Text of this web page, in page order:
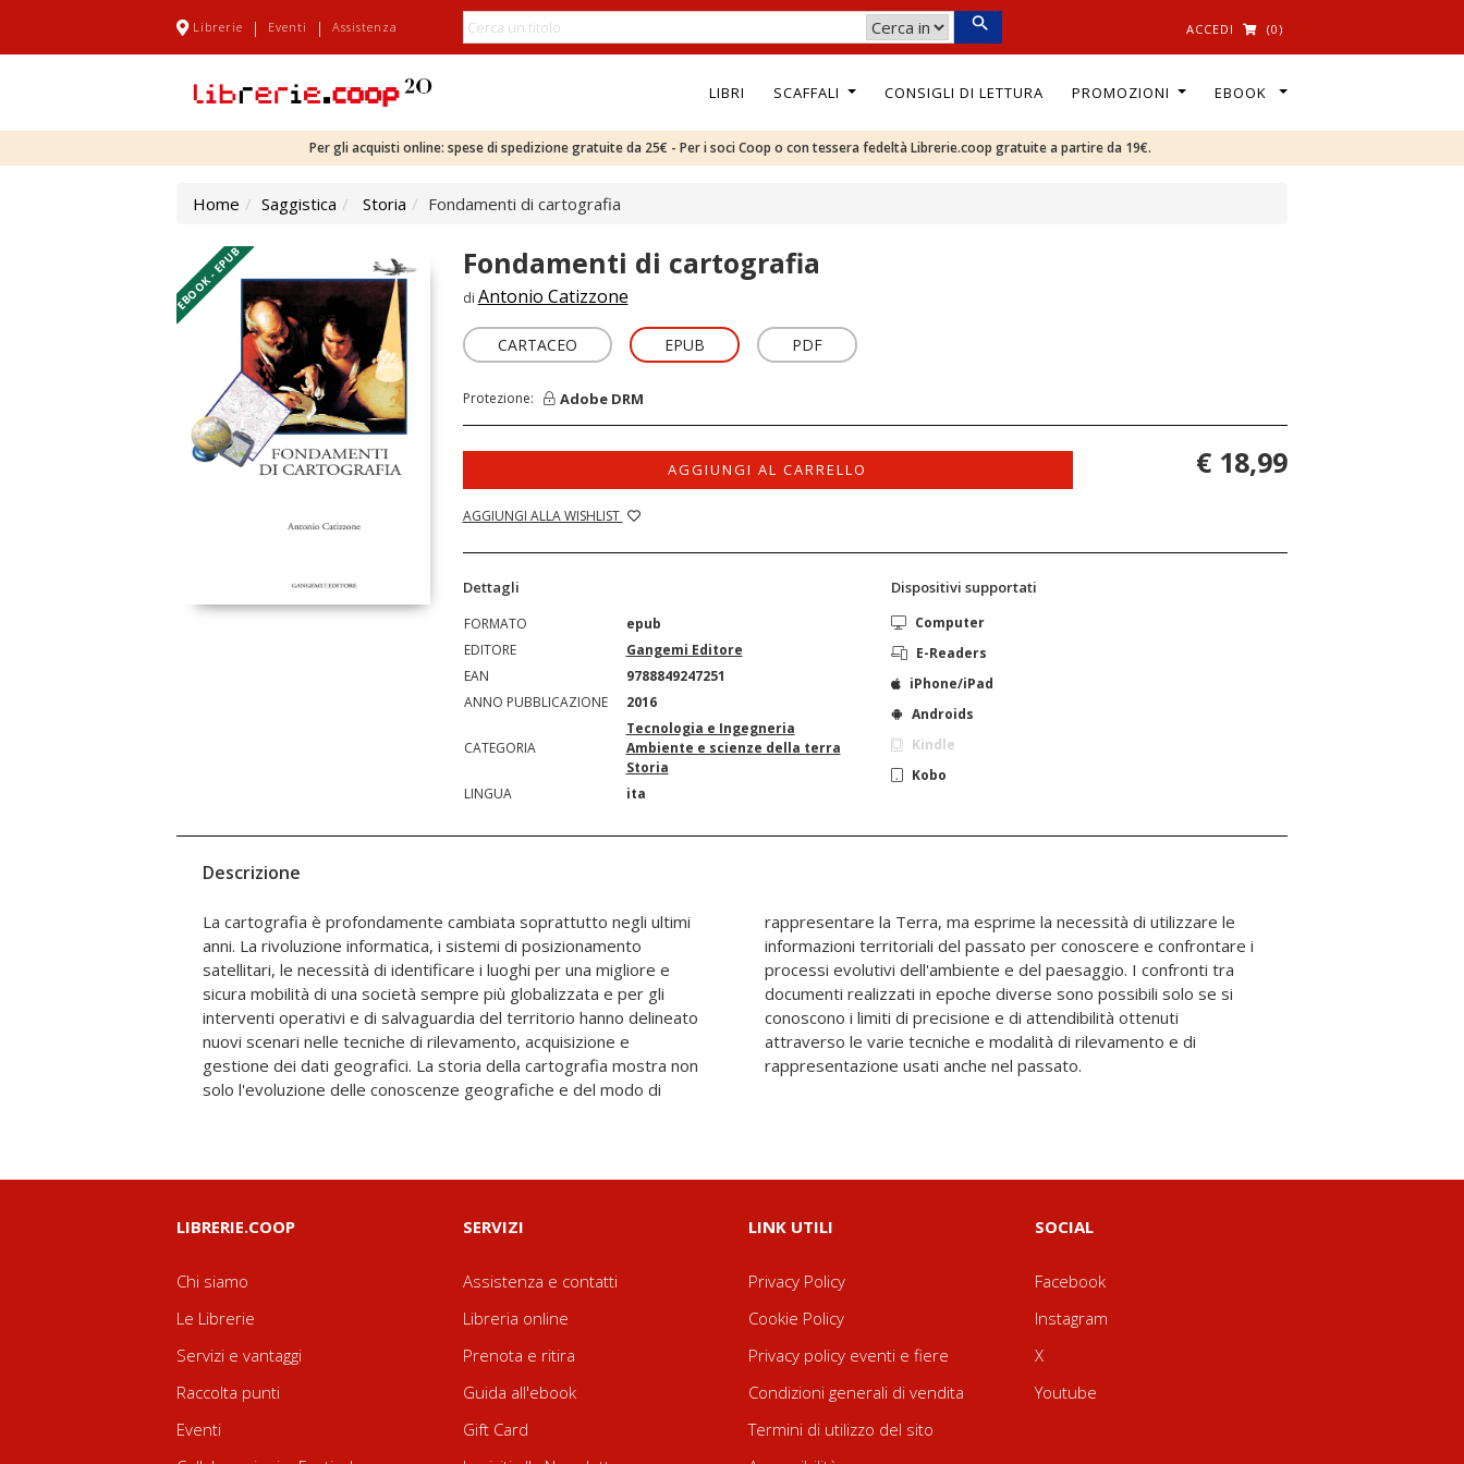
Librerie | Eventi | Assistenza ACCEDI (0)
LIBRI SCAFFALI CONSIGLI DI LETTURA PROMOZIONI EBOOK
Per gli acquisti online: spese di spedizione gratuite da 25€ - Per i soci Coop o con tessera fedeltà Librerie.coop gratuite a partire da 19€.
Home Saggistica Storia Fondamenti di cartografia
EBOOK - EPUB Fondamenti di cartografia
di Antonio Catizzone
CARTACEO EPUB PDF
Protezione: Adobe DRM
AGGIUNGI AL CARRELLO
AGGIUNGI ALLA WISHLIST
€ 18,99
Dettagli
FORMATO
epub
EDITORE
Gangemi Editore
EAN
9788849247251
ANNO PUBBLICAZIONE
2016
CATEGORIA
Tecnologia e Ingegneria
Ambiente e scienze della terra
Storia
LINGUA
ita
Dispositivi supportati
Computer
E-Readers
iPhone/iPad
Androids
Kindle
Kobo
Descrizione
La cartografia è profondamente cambiata soprattutto negli ultimi
anni. La rivoluzione informatica, i sistemi di posizionamento
satellitari, le necessità di identificare i luoghi per una migliore e
sicura mobilità di una società sempre più globalizzata e per gli
interventi operativi e di salvaguardia del territorio hanno delineato
nuovi scenari nelle tecniche di rilevamento, acquisizione e
gestione dei dati geografici. La storia della cartografia mostra non
solo l'evoluzione delle conoscenze geografiche e del modo di
rappresentare la Terra, ma esprime la necessità di utilizzare le
informazioni territoriali del passato per conoscere e confrontare i
processi evolutivi dell'ambiente e del paesaggio. I confronti tra
documenti realizzati in epoche diverse sono possibili solo se si
conoscono i limiti di precisione e di attendibilità ottenuti
attraverso le varie tecniche e modalità di rilevamento e di
rappresentazione usati anche nel passato.
LIBRERIE.COOP
Chi siamo
Le Librerie
Servizi e vantaggi
Raccolta punti
Eventi
SERVIZI
Assistenza e contatti
Libreria online
Prenota e ritira
Guida all'ebook
Gift Card
LINK UTILI
Privacy Policy
Cookie Policy
Privacy policy eventi e fiere
Condizioni generali di vendita
Termini di utilizzo del sito
SOCIAL
Facebook
Instagram
X
Youtube